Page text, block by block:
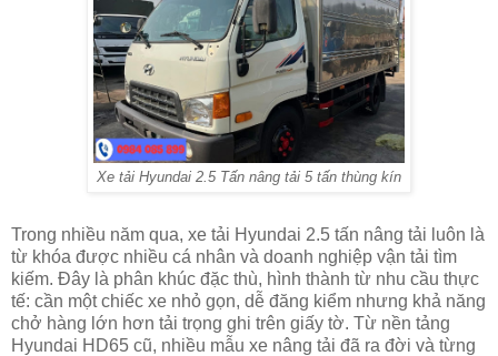
Xe tải Hyundai 2.5 Tấn nâng tải 5 tấn thùng kín
Trong nhiều năm qua, xe tải Hyundai 2.5 tấn nâng tải luôn là
từ khóa được nhiều cá nhân và doanh nghiệp vận tải tìm
kiếm. Đây là phân khúc đặc thù, hình thành từ nhu cầu thực
tế: cần một chiếc xe nhỏ gọn, dễ đăng kiểm nhưng khả năng
chở hàng lớn hơn tải trọng ghi trên giấy tờ. Từ nền tảng
Hyundai HD65 cũ, nhiều mẫu xe nâng tải đã ra đời và từng